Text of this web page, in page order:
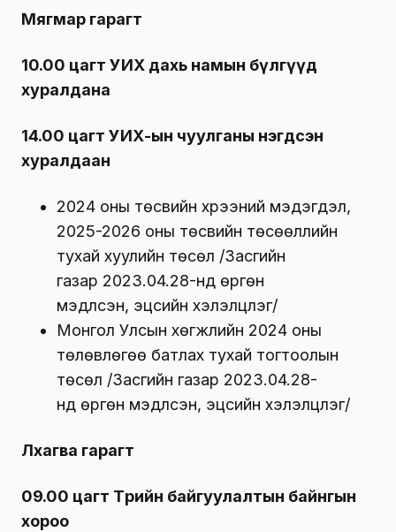
Мягмар гарагт
10.00 цагт УИХ дахь намын бүлгүүд
хуралдана
14.00 цагт УИХ-ын чуулганы нэгдсэн
хуралдаан
2024 оны төсвийн хүрээний мэдэгдэл,
2025-2026 оны төсвийн төсөөллийн
тухай хуулийн төсөл /Засгийн
газар 2023.04.28-нд өргөн
мэдүүлсэн, эцсийн хэлэлцүүлэг/
Монгол Улсын хөгжлийн 2024 оны
төлөвлөгөө батлах тухай тогтоолын
төсөл /Засгийн газар 2023.04.28-
нд өргөн мэдүүлсэн, эцсийн хэлэлцүүлэг/
Лхагва гарагт
09.00 цагт Төрийн байгуулалтын байнгын
хороо